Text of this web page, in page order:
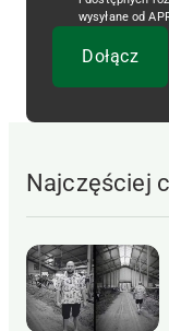
wysyłane od
Najczęściej